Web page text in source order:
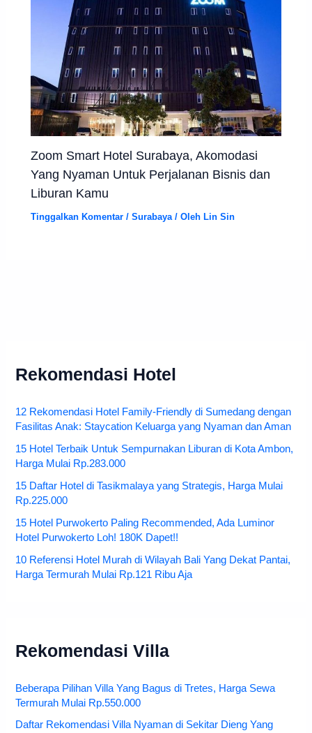
Zoom Smart Hotel Surabaya, Akomodasi
Yang Nyaman Untuk Perjalanan Bisnis dan
Liburan Kamu
Tinggalkan Komentar /Surabaya/ Oleh Lin Sin
Rekomendasi Hotel
12 Rekomendasi Hotel Family-Friendly di Sumedang dengan
Fasilitas Anak: Staycation Keluarga yang Nyaman dan Aman
15 Hotel Terbaik Untuk Sempurnakan Liburan di Kota Ambon,
Harga Mulai Rp.283.000
15 Daftar Hotel di Tasikmalaya yang Strategis, Harga Mulai
Rp.225.000
15 Hotel Purwokerto Paling Recommended, Ada Luminor
Hotel Purwokerto Loh! 180K Dapet!!
10 Referensi Hotel Murah di Wilayah Bali Yang Dekat Pantai,
Harga Termurah Mulai Rp.121 Ribu Aja
Rekomendasi Villa
Beberapa Pilihan Villa Yang Bagus di Tretes, Harga Sewa
Termurah Mulai Rp.550.000
Daftar Rekomendasi Villa Nyaman di Sekitar Dieng Yang